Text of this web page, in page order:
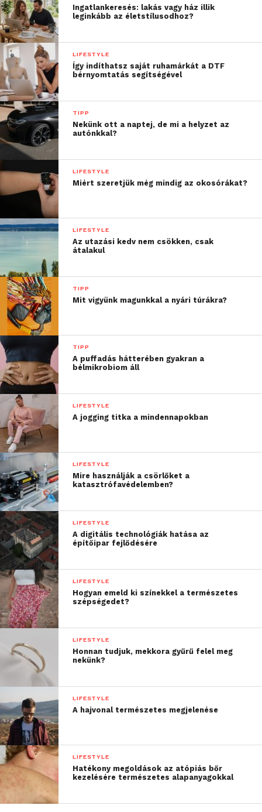
Ingatlankeresés: lakás vagy ház illik
leginkább az életstílusodhoz?
LIFESTYLE
Így indíthatsz saját ruhamárkát a DTF
bérnyomtatás segítségével
TIPP
Nekünk ott a naptej, de mi a helyzet az
autónkkal?
LIFESTYLE
Miért szeretjük még mindig az okosórákat?
LIFESTYLE
Az utazási kedv nem csökken, csak
átalakul
TIPP
Mit vigyünk magunkkal a nyári túrákra?
TIPP
A puffadás hátterében gyakran a
bélmikrobiom áll
LIFESTYLE
A jogging titka a mindennapokban
LIFESTYLE
Mire használják a csörlőket a
katasztrófavédelemben?
LIFESTYLE
A digitális technológiák hatása az
építőipar fejlődésére
LIFESTYLE
Hogyan emeld ki színekkel a természetes
szépségedet?
LIFESTYLE
Honnan tudjuk, mekkora gyűrű felel meg
nekünk?
LIFESTYLE
A hajvonal természetes megjelenése
LIFESTYLE
Hatékony megoldások az atópiás bőr
kezelésére természetes alapanyagokkal